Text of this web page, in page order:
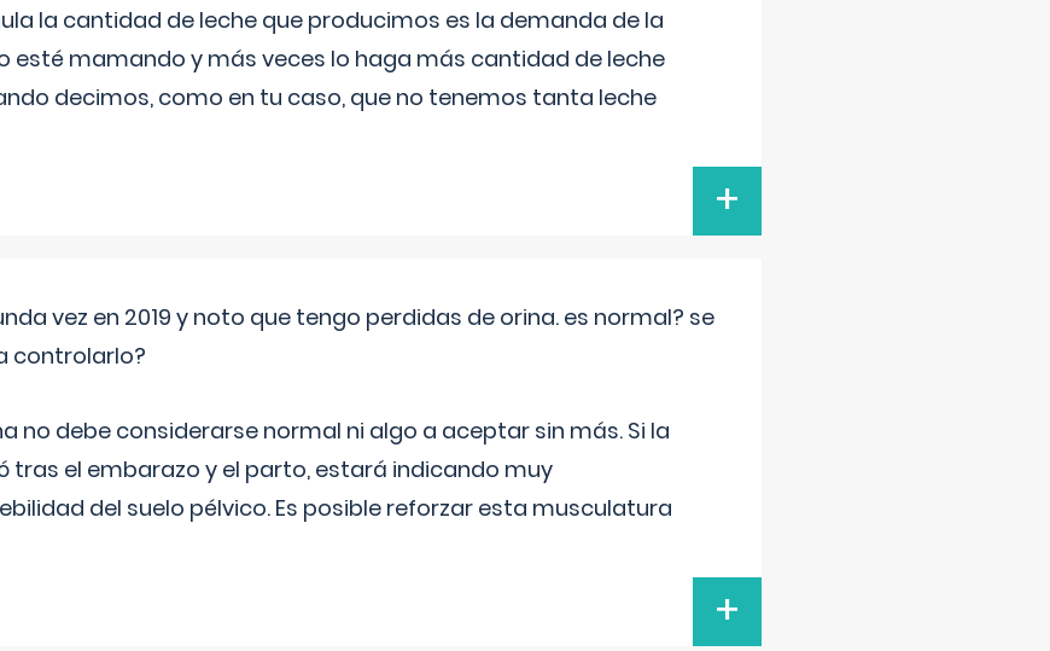
la cantidad de leche que producimos es la demanda de la
esté mamando y más veces lo haga más cantidad de leche
decimos, como en tu caso, que no tenemos tanta leche
+
vez en 2019 y noto que tengo perdidas de orina. es normal? se
controlarlo?
no debe considerarse normal ni algo a aceptar sin más. Si la
tras el embarazo y el parto, estará indicando muy
del suelo pélvico. Es posible reforzar esta musculatura
+